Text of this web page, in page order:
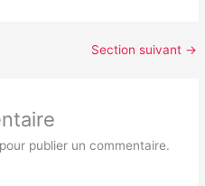
Section suivant →
publier un commentaire.